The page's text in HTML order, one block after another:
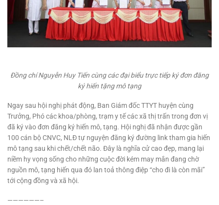
Đồng chí Nguyễn Huy Tiến cùng các đại biểu trực tiếp ký đơn đăng
ký hiến tặng mô tạng
Ngay sau hội nghị phát động, Ban Giám đốc TTYT huyện cùng
Trưởng, Phó các khoa/phòng, trạm y tế các xã thị trấn trong đơn vị
đã ký vào đơn đăng ký hiến mô, tạng. Hội nghị đã nhận được gần
100 cán bộ CNVC, NLĐ tự nguyện đăng ký đường link tham gia hiến
mô tạng sau khi chết/chết não. Đây là nghĩa cử cao đẹp, mang lại
niềm hy vọng sống cho những cuộc đời kém may mắn đang chờ
nguồn mô, tạng hiến qua đó lan toả thông điệp “cho đi là còn mãi”
tới cộng đồng và xã hội.
——————–